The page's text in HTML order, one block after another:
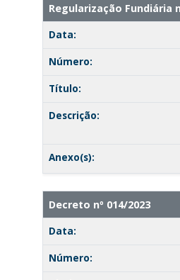
Regularização Fundiária
Data:
Número:
Título:
Descrição:
Anexo(s):
Decreto nº 014/2023
Data:
Número: